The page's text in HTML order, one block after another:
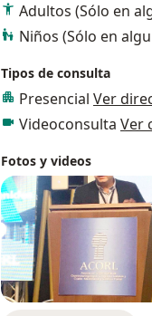
Adultos (Sólo en
Niños (Sólo en
Tipos de consulta
Presencial Ver
Videoconsulta Ver
Fotos y videos